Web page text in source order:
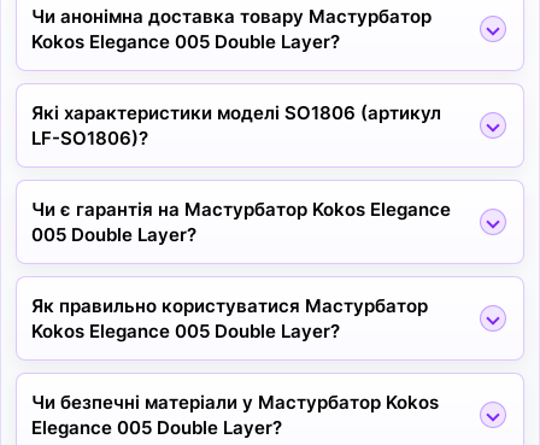
Чи анонімна доставка товару Мастурбатор
Kokos Elegance 005 Double Layer?
Які характеристики моделі SO1806 (артикул
LF-SO1806)?
Чи є гарантія на Мастурбатор Kokos Elegance
005 Double Layer?
Як правильно користуватися Мастурбатор
Kokos Elegance 005 Double Layer?
Чи безпечні матеріали у Мастурбатор Kokos
Elegance 005 Double Layer?